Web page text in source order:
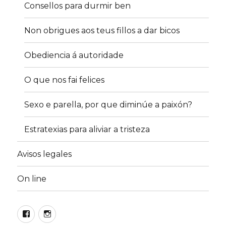
Consellos para durmir ben
Non obrigues aos teus fillos a dar bicos
Obediencia á autoridade
O que nos fai felices
Sexo e parella, por que diminúe a paixón?
Estratexias para aliviar a tristeza
Avisos legales
On line
Facebookinstagram